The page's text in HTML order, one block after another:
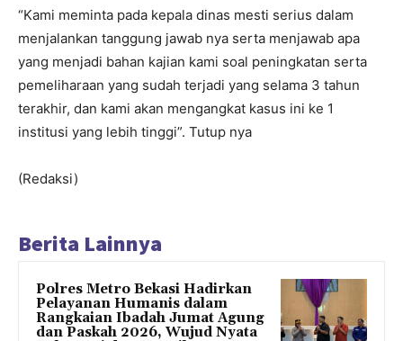
“Kami meminta pada kepala dinas mesti serius dalam
menjalankan tanggung jawab nya serta menjawab apa
yang menjadi bahan kajian kami soal peningkatan serta
pemeliharaan yang sudah terjadi yang selama 3 tahun
terakhir, dan kami akan mengangkat kasus ini ke 1
institusi yang lebih tinggi”. Tutup nya
(Redaksi)
Berita Lainnya
Polres Metro Bekasi Hadirkan
Pelayanan Humanis dalam
Rangkaian Ibadah Jumat Agung
dan Paskah 2026, Wujud Nyata